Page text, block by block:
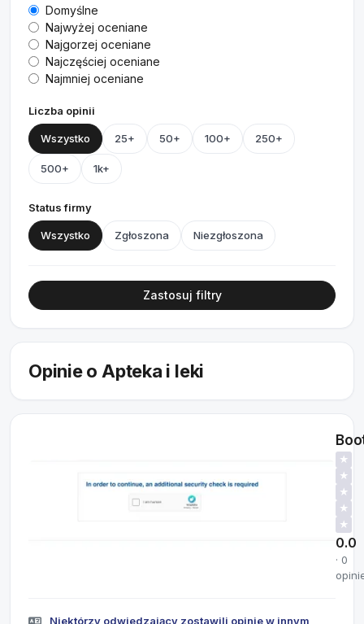
Domyślne
Najwyżej oceniane
Najgorzej oceniane
Najczęściej oceniane
Najmniej oceniane
Liczba opinii
Wszystko 25+ 50+ 100+ 250+
500+ 1k+
Status firmy
Wszystko Zgłoszona Niezgłoszona
Zastosuj filtry
Opinie o Apteka i leki
★
★
★
★
★
0.0
· 0
Niektórzy odwiedzający zostawili opinie w innym